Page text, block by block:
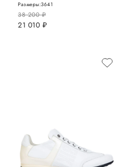
38 200руб.
21 010 руб.
Размеры:3641